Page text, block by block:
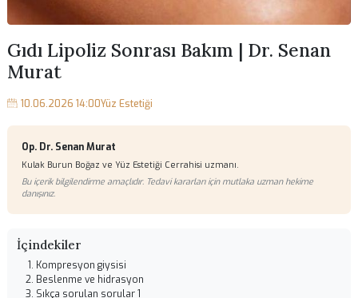
Gıdı Lipoliz Sonrası Bakım | Dr.
Murat
10.06.2026 14:00
Op. Dr. Senan Murat